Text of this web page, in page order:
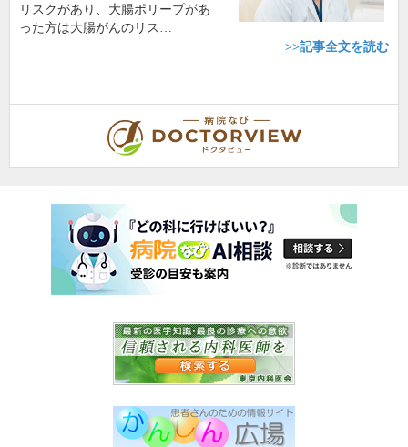
リスクがあり、大腸ポリープがあ
った方は大腸がんのリス…
>>記事全文を読む